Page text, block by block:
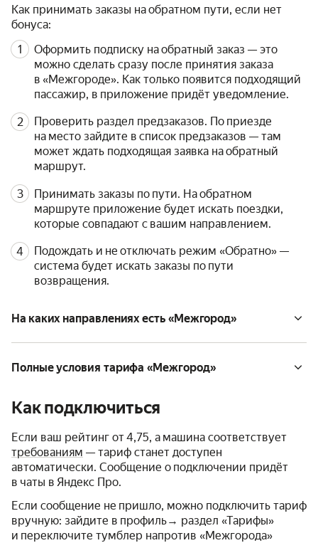
Как принимать заказы на обратном пути, если нет
бонуса:
Оформить подписку на обратный заказ — это
можно сделать сразу после принятия заказа
в «Межгороде». Как только появится подходящий
пассажир, в приложение придёт уведомление.
Проверить раздел предзаказов. По приезде
на место зайдите в список предзаказов — там
может ждать подходящая заявка на обратный
маршрут.
Принимать заказы по пути. На обратном
маршруте приложение будет искать поездки,
которые совпадают с вашим направлением.
Подождать и не отключать режим «Обратно» —
система будет искать заказы по пути
возвращения.
На каких направлениях есть «Межгород»
Полные условия тарифа «Межгород»
Как подключиться
Если ваш рейтинг от 4,75, а машина соответствует
требованиям — тариф станет доступен
автоматически. Сообщение о подключении придёт
в чаты в Яндекс Про.
Если сообщение не пришло, можно подключить тариф
вручную: зайдите в профиль→ раздел «Тарифы»
и переключите тумблер напротив «Межгорода»